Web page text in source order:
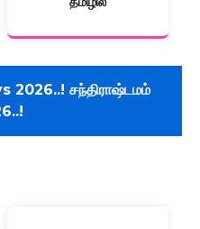
2026..! சந்திராஷ்டமம்